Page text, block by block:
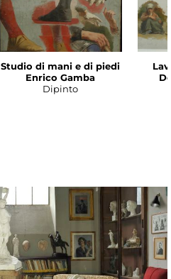
Studio di mani e di piedi
Enrico Gamba
Dipinto